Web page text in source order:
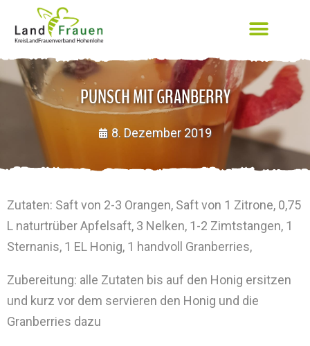
PUNSCH MIT GRANBERRY
8. Dezember 2019
Zutaten: Saft von 2-3 Orangen, Saft von 1 Zitrone, 0,75
L naturtrüber Apfelsaft, 3 Nelken, 1-2 Zimtstangen, 1
Sternanis, 1 EL Honig, 1 handvoll Granberries,
Zubereitung: alle Zutaten bis auf den Honig ersitzen
und kurz vor dem servieren den Honig und die
Granberries dazu